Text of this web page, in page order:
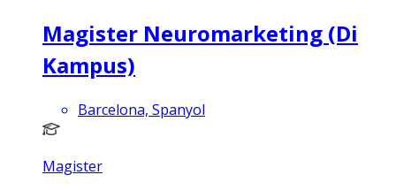
Magister Neuromarketing (Di
Kampus)
Barcelona, Spanyol
Magister